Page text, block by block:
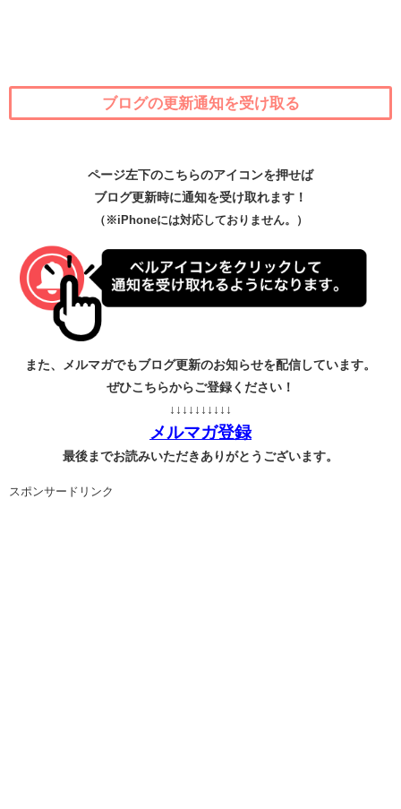
ブログの更新通知を受け取る
ページ左下のこちらのアイコンを押せば
ブログ更新時に通知を受け取れます！
（※iPhoneには対応しておりません。）
また、メルマガでもブログ更新のお知らせを配信しています。
ぜひこちらからご登録ください！
↓↓↓↓↓↓↓↓↓↓
メルマガ登録
最後までお読みいただきありがとうございます。
スポンサードリンク